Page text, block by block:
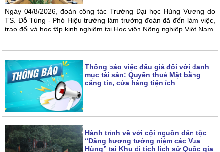
Ngày 04/8/2026, đoàn công tác Trường Đại học Hùng Vương do
TS. Đỗ Tùng - Phó Hiệu trưởng làm trưởng đoàn đã đến làm việc,
trao đổi và học tập kinh nghiệm tại Học viện Nông nghiệp Việt Nam.
Thông báo việc đấu giá đối với danh
mục tài sản: Quyền thuê Mặt bằng
căng tin, cửa hàng tiện ích
Hành trình về với cội nguồn dân tộc
“Dâng hương tưởng niệm các Vua
Hùng” tại Khu di tích lịch sử Quốc gia